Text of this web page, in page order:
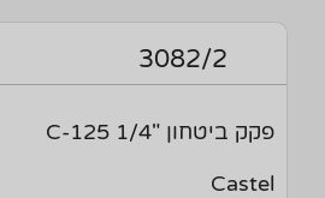
3082/2
פקק ביטחון "1/4 125-C
Castel